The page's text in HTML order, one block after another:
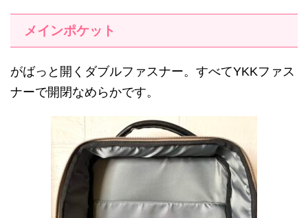
メインポケット
がばっと開くダブルファスナー。すべてYKKファス
ナーで開閉なめらかです。